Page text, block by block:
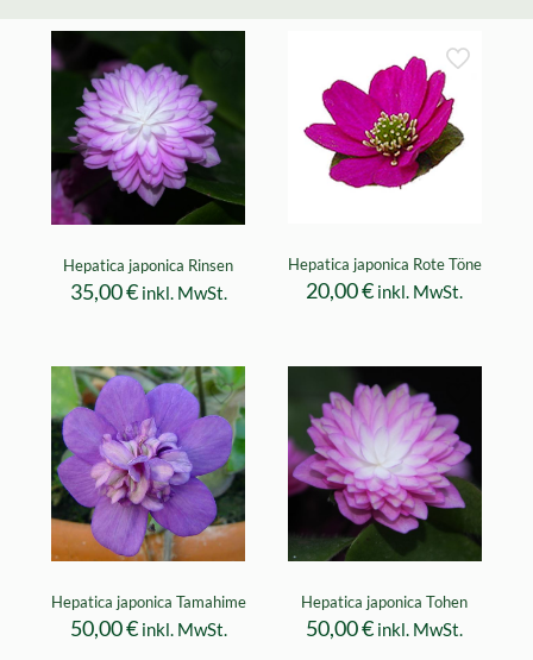
Hepatica japonica Rinsen
35,00€ inkl. MwSt.
Hepatica japonica Rote Töne
20,00€ inkl. MwSt.
Hepatica japonica Tamahime
50,00€ inkl. MwSt.
Hepatica japonica Tohen
50,00€ inkl. MwSt.